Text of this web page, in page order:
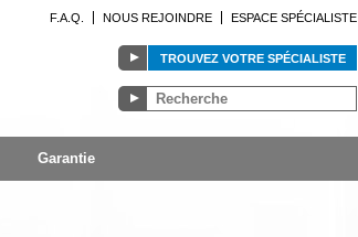
F.A.Q. NOUS REJOINDRE ESPACE SPÉCIALISTE
TROUVEZ VOTRE SPÉCIALISTE
Garantie